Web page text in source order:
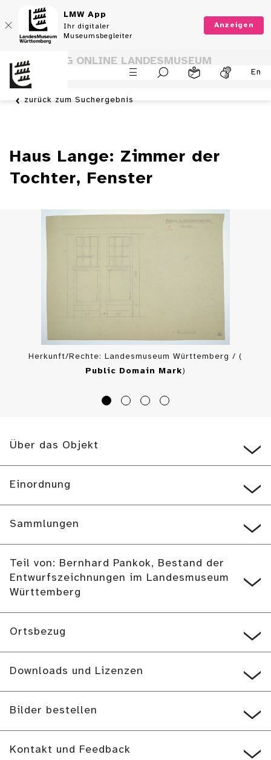
LMW App
Ihr digitaler
Museumsbegleiter
Anzeigen
En
SAMMLUNG ONLINE LANDESMUSEUM
WÜRTTEMBERG
zurück zum Suchergebnis
Haus Lange: Zimmer der
Tochter, Fenster
Herkunft/Rechte: Landesmuseum Württemberg / (
Public Domain Mark)
Über das Objekt
Einordnung
Sammlungen
Teil von: Bernhard Pankok, Bestand der
Entwurfszeichnungen im Landesmuseum
Württemberg
Ortsbezug
Downloads und Lizenzen
Bilder bestellen
Kontakt und Feedback